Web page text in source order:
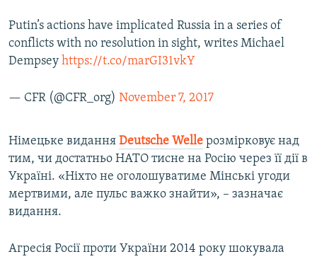
Putin’s actions have implicated Russia in a series of
conflicts with no resolution in sight, writes Michael
Dempsey https://t.co/marGI31vkY
— CFR (@CFR_org) November 7, 2017
Німецьке видання Deutsche Welle розмірковує над
тим, чи достатньо НАТО тисне на Росію через її дії в
Україні. «Ніхто не оголошуватиме Мінські угоди
мертвими, але пульс важко знайти», – зазначає
видання.
Агресія Росії проти України 2014 року шокувала